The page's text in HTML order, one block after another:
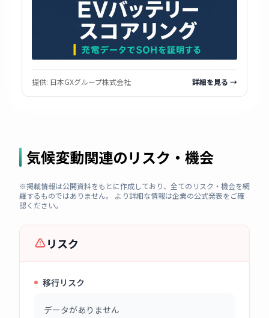
提供: 日本GXグループ株式会社 詳細を見る →
気候変動関連のリスク・機会
※掲載情報は公開資料をもとに作成しており、全てのリスク・機会を網
羅するものではありません。 より詳細な情報は企業の公式発表をご確
認ください。
リスク
移行リスク
データがありません